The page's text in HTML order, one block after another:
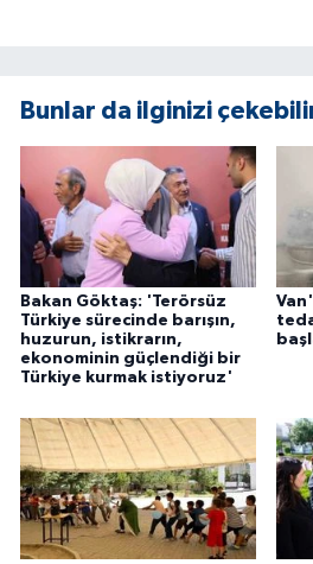
Bunlar da ilginizi
Bakan Göktaş: 'Terörsüz
Türkiye sürecinde barışın,
huzurun, istikrarın,
ekonominin güçlendiği bir
Türkiye kurmak istiyoruz'
SİYASET
SPOR HABERLERİ
TEKNOLOJİ
Turizm
YAŞAM
YEREL